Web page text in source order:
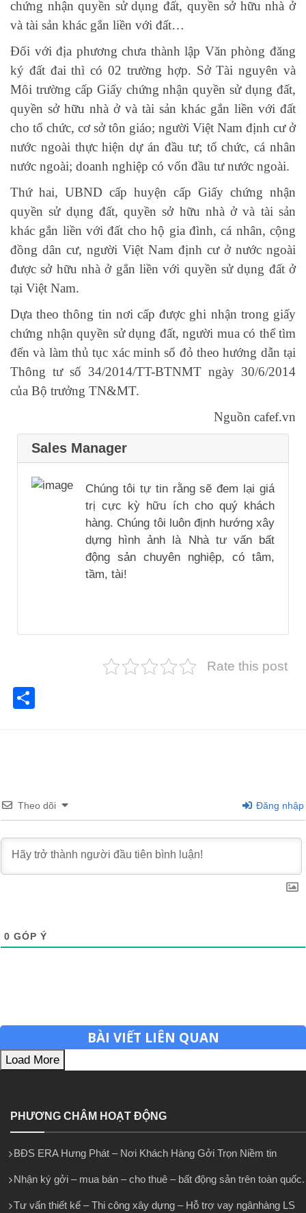
chứng nhận quyền sử dụng đất, quyền sở hữu nhà ở
và tài sản khác gắn liền với đất…
Đối với địa phương chưa thành lập Văn phòng đăng
ký đất đai thì có 02 trường hợp. Sở Tài nguyên và
Môi trường cấp Giấy chứng nhận quyền sử dụng đất,
quyền sở hữu nhà ở và tài sản khác gắn liền với đất
cho tổ chức, cơ sở tôn giáo; người Việt Nam định cư ở
nước ngoài thực hiện dự án đầu tư; tổ chức, cá nhân
nước ngoài; doanh nghiệp có vốn đầu tư nước ngoài.
Thứ hai, UBND cấp huyện cấp Giấy chứng nhận
quyền sử dụng đất, quyền sở hữu nhà ở và tài sản
khác gắn liền với đất cho hộ gia đình, cá nhân, cộng
đồng dân cư, người Việt Nam định cư ở nước ngoài
được sở hữu nhà ở gắn liền với quyền sử dụng đất ở
tại Việt Nam.
Dựa theo thông tin nơi cấp được ghi nhận trong giấy
chứng nhận quyền sử dụng đất, người mua có thể tìm
đến và làm thủ tục xác minh sổ đỏ theo hướng dẫn tại
Thông tư số 34/2014/TT-BTNMT ngày 30/6/2014
của Bộ trưởng TN&MT.
Nguồn cafef.vn
Sales Manager
Chúng tôi tự tin rằng sẽ đem lại giá
trị cực kỳ hữu ích cho quý khách
hàng. Chúng tôi luôn định hướng xây
dựng hình ảnh là Nhà tư vấn bất
động sản chuyên nghiệp, có tâm,
tầm, tài!
Rate this post
Theo dõi Đăng nhập
0 GÓP Ý
BÀI VIẾT LIÊN QUAN
Load More
PHƯƠNG CHÂM HOẠT ĐỘNG
BĐS ERA Hưng Phát – Nơi Khách Hàng Gởi Trọn Niềm tin
Nhận ký gởi – mua bán – cho thuê – bất động sản trên toàn quốc.
Tư vấn thiết kế – Thi công xây dựng – Hỗ trợ vay ngânhàng LS